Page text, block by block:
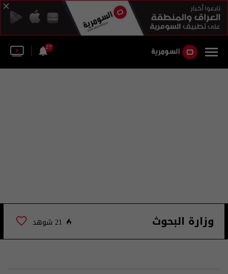
27
وزارة البحوث 21 شوهد